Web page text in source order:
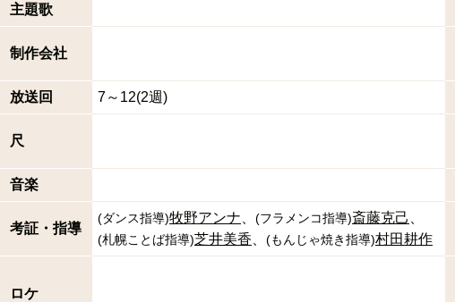
主題歌
制作会社
放送回 7～12(2週)
尺
音楽
考証・指導
(ダンス指導)牧野アンナ (フラメンコ指導)斎藤克己
(札幌ことば指導)芝井美香 (もんじゃ焼き指導)村田耕作
ロケ